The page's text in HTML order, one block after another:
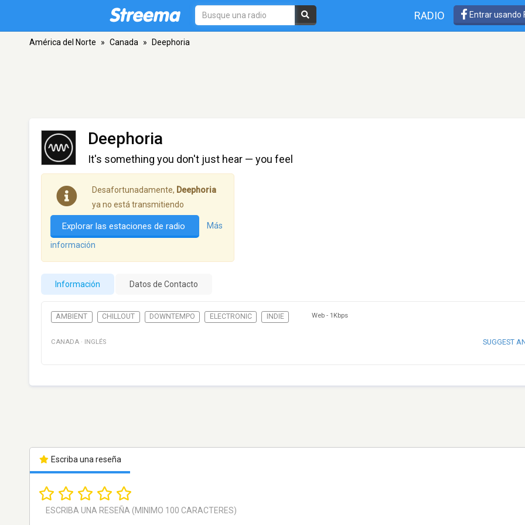
RADIO Entrar usando
América del Norte » Canada » Deephoria
Deephoria
It's something you don't just hear — you feel
Desafortunadamente, Deephoria
ya no está transmitiendo
Explorar las estaciones de radio Más
información
Información Datos de Contacto
AMBIENT CHILLOUT DOWNTEMPO ELECTRONIC INDIE Web - 1Kbps
CANADA · INGLÉS SUGGEST
Escriba una reseña